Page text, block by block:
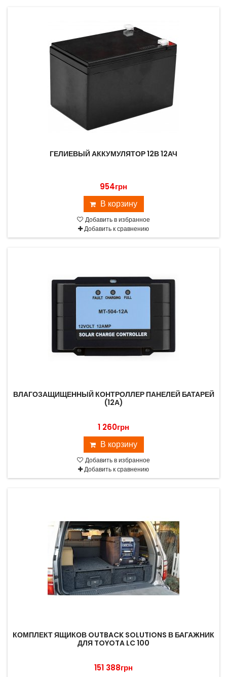
ГЕЛИЕВЫЙ АККУМУЛЯТОР 12В 12АЧ
954грн
В корзину
Добавить в избранное
Добавить к сравнению
ВЛАГОЗАЩИЩЕННЫЙ КОНТРОЛЛЕР ПАНЕЛЕЙ БАТАРЕЙ
(12А)
1 260грн
В корзину
Добавить в избранное
Добавить к сравнению
КОМПЛЕКТ ЯЩИКОВ OUTBACK SOLUTIONS В БАГАЖНИК
ДЛЯ TOYOTA LC 100
151 388грн